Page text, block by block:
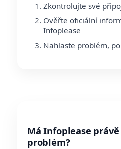
Zkontrolujte své
Ověřte oficiální
Infoplease
Nahlaste problém,
Má Infoplease
problém?